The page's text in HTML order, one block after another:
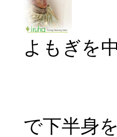
よもぎを
で下半身